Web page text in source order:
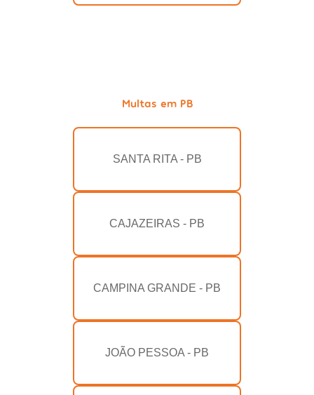
Multas em PB
SANTA RITA - PB
CAJAZEIRAS - PB
CAMPINA GRANDE - PB
JOÃO PESSOA - PB